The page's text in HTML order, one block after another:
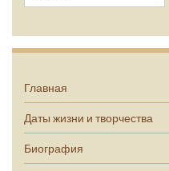
Главная
Даты жизни и творчества
Биография